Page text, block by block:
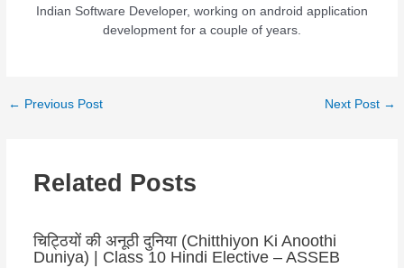
Indian Software Developer, working on android application
development for a couple of years.
← Previous Post Next Post →
Related Posts
चिट्ठियों की अनूठी दुनिया (Chitthiyon Ki Anoothi
Duniya) | Class 10 Hindi Elective – ASSEB